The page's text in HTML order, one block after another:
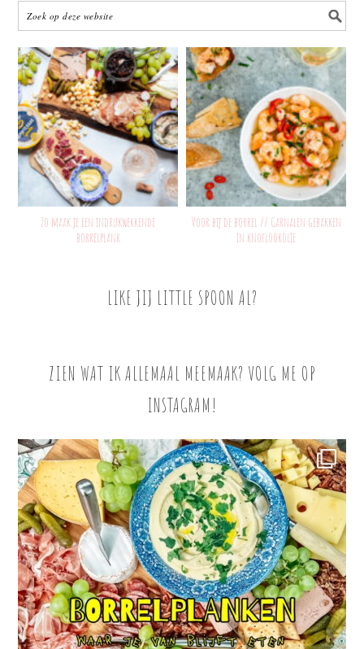
Zo maak je een indrukwekkende
borrelplank
Voor bij de borrel // Garnalen gebakken
in knoflookolie
LIKE JIJ LITTLE SPOON AL?
ZIEN WAT IK ALLEMAAL MEEMAAK? VOLG ME OP
INSTAGRAM!